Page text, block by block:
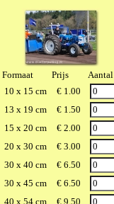
Formaat Prijs
Aantal
10 x 15 cm
€ 1.00
13 x 19 cm
€ 1.50
15 x 20 cm
€ 2.00
20 x 30 cm
€ 3.00
30 x 40 cm
€ 6.50
30 x 45 cm
€ 6.50
40 x 54 cm
€ 9.50